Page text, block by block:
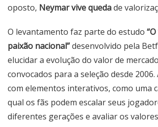
oposto, Neymar vive quedade
O levantamento faz parte do estudo
paixão nacional”desenvolvido pela
elucidar a evolução do valor de
convocados para a seleção desde
com elementos interativos, como uma
qual os fãs podem escalar seus
diferentes gerações e avaliar os